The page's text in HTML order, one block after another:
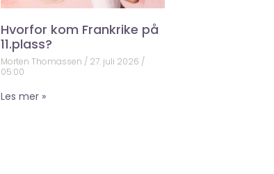
Hvorfor kom Frankrike på
11.plass?
Morten Thomassen 27. juli 2026
05:00
Les mer »